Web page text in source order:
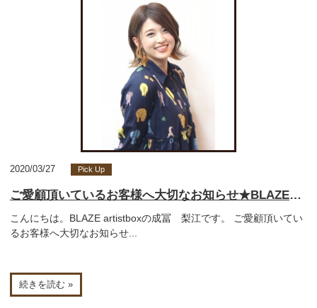
2020/03/27 Pick Up
ご愛顧頂いているお客様へ大切なお知らせ★BLAZEりえ【北九州ノンダメージサロン®】
こんにちは。BLAZE artistboxの成冨 梨江です。 ご愛顧頂いてい
るお客様へ大切なお知らせ...
続きを読む »